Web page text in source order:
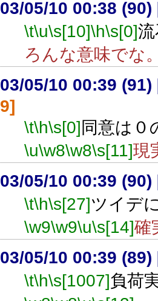
03/05/10 00:38 (90)
\t\u\s[10]\h\s[0]
ろんな意味でな
03/05/10 00:39 (91)
9]
\t\h\s[0]同意は０
\u\w8\w8\s[11]現
03/05/10 00:39 (90)
\t\h\s[27]ツイデ
\w9\w9\u\s[14]確
03/05/10 00:39 (89)
\t\h\s[1007]負荷